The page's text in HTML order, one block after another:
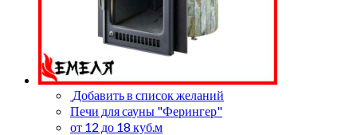
Добавить в список желаний
Печи для сауны "Ферингер"
от 12 до 18 куб.м